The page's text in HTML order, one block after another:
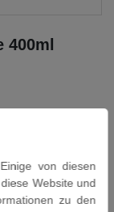
Zucker,
von diesen
Website und
zu den